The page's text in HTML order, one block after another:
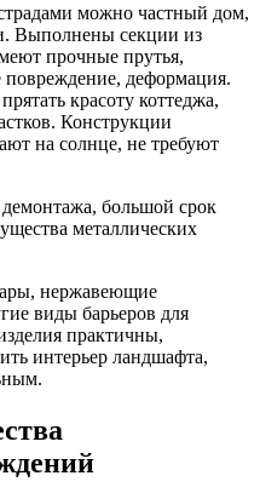
можно частный дом,
Выполнены секции из
прочные прутья,
повреждение, деформация.
красоту коттеджа,
Конструкции
на солнце, не требуют
большой срок
металлических
нержавеющие
виды барьеров для
практичны,
интерьер ландшафта,